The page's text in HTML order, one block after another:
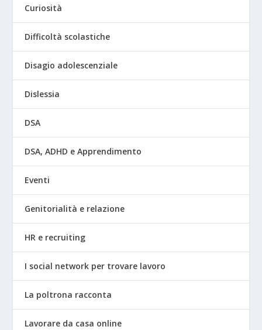
Curiosità
Difficoltà scolastiche
Disagio adolescenziale
Dislessia
DSA
DSA, ADHD e Apprendimento
Eventi
Genitorialità e relazione
HR e recruiting
I social network per trovare lavoro
La poltrona racconta
Lavorare da casa online